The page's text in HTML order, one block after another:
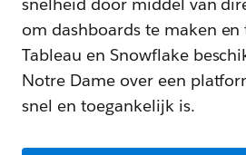
om dashboards te maken
Tableau en Snowflake
Notre Dame over een
snel en toegankelijk is.